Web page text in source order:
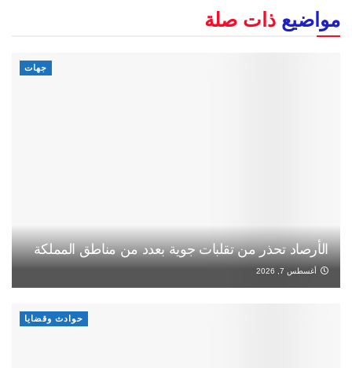
مواضيع ذات صلة
جهات
الأرصاد تحذر من تقلبات جوية بعدد من مناطق المملكة
أغسطس 7, 2026
حوادث وقضايا